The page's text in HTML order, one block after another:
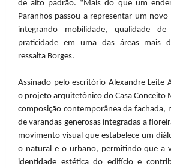
de alto padrão. “Mais do que um
Paranhos passou a representar um
integrando mobilidade, qualidade
praticidade em uma das áreas mais
ressalta Borges.
Assinado pelo escritório Alexandre Leite
o projeto arquitetônico do Casa Conceito
composição contemporânea da fachada,
de varandas generosas integradas a
movimento visual que estabelece um
o natural e o urbano, permitindo que a
identidade estética do edifício e